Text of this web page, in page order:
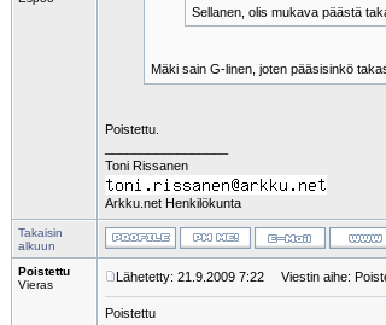
Sellanen, olis mukava päästä
Mäki sain G-linen, joten pääsisinkö
Poistettu.
Toni Rissanen
Arkku.net Henkilökunta
Takaisin
alkuun
Poistettu
Vieras
Lähetetty: 21.9.2009 7:22 Viestin aihe:
Poistettu